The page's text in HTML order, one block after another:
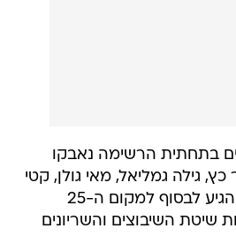
בתחתית הרשימה נאבקו
גילה גמליאל, מאי גולן, קטי
שטרית וצחי הנגבי, שהגיע לבסוף למקום ה-25
שיטת השיבוצים והשריונים